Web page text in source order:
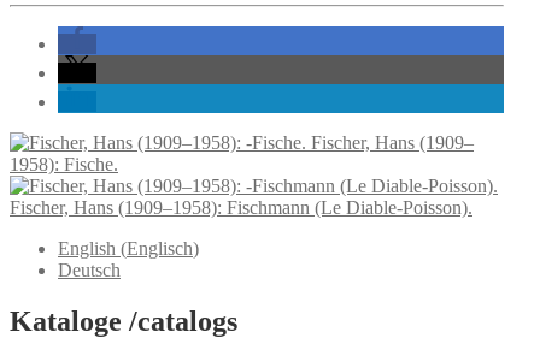
Fischer, Hans (1909–
1958): Fische.
Fischer, Hans (1909–1958): Fischmann (Le Diable-Poisson).
English (Englisch)
Deutsch
Kataloge /catalogs